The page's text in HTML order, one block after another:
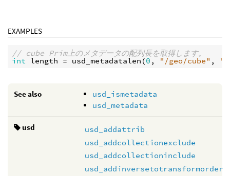
EXAMPLES
// cube Prim上のメタデータの配列長を取得します。
int length = usd_metadatalen (0 , "/geo/cube" ,
See also
usd_ismetadata
usd_metadata
usd
usd_addattrib
usd_addcollectionexclude
usd_addcollectioninclude
usd_addinversetotransformorder